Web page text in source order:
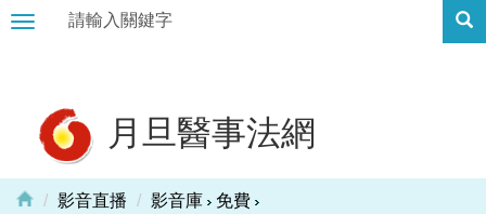
Toggle
月旦醫事法網
影音直播 影音庫
免費